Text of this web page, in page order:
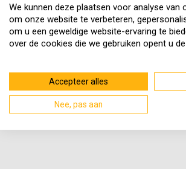
We kunnen deze plaatsen voor analyse van
om onze website te verbeteren,
om u een geweldige website-ervaring te
over de cookies die we gebruiken opent u de
Accepteer alles
Nee, pas aan